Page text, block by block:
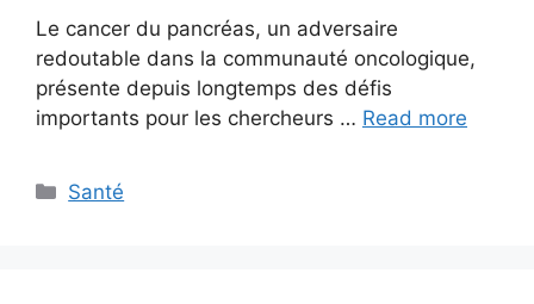
Le cancer du pancréas, un adversaire
redoutable dans la communauté oncologique,
présente depuis longtemps des défis
importants pour les chercheurs … Read more
Categories
Santé